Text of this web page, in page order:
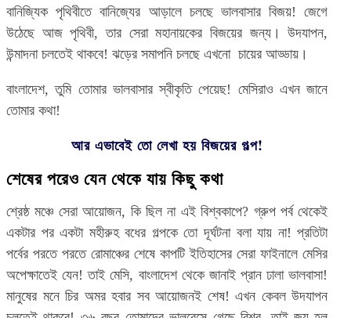
বানিজ্যিক পৃথিবীতে বানিজ্যের আড়ালে চলছে ভালবাসার বিজয়! জেগে
উঠেছে আজ পৃথিবী, তার সেরা মহানায়কের বিজয়ের জন্য। উদযাপন,
উন্মাদনা চলতেই থাকবে! ঝড়ের সমাপনি চলছে এখনো চায়ের আড্ডায়।
বাংলাদেশ, তুমি তোমার ভালবাসার স্বীকৃতি পেয়েছ! মেসিরাও এখন জানে
তোমার কথা!
আর এভাবেই তো লেখা হয় বিজয়ের গল্প!
শেষের পরেও যেন থেকে যায় কিছু কথা
শ্রেষ্ঠ মঞ্চে সেরা আয়োজন, কি ছিল না এই বিশ্বকাপে? গ্রুপ পর্ব থেকেই
একটার পর একটা মহীরুহ বধের গল্পকে তো দূর্ঘটনা বলা যায় না! প্রতিটা
পর্বের পরতে পরতে রোমাঞ্চের শেষে কাপটি ইতিহাসের সেরা ফাইনালে মেসির
অপেক্ষাতেই যেন! তাই মেসি, বাংলাদেশ থেকে জানাই প্রান ঢালা ভালবাসা!
মানুষের মনে চির অমর হবার সব আয়োজনই শেষ! এখন কেবল উদযাপন